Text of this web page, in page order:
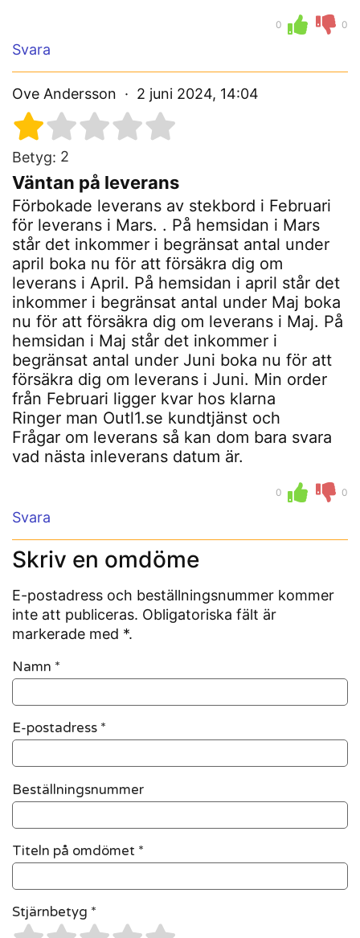
0 0
Svara
Ove Andersson 2 juni 2024, 14:04
Betyg: 2
Väntan på leverans
Förbokade leverans av stekbord i Februari
för leverans i Mars. . På hemsidan i Mars
står det inkommer i begränsat antal under
april boka nu för att försäkra dig om
leverans i April. På hemsidan i april står det
inkommer i begränsat antal under Maj boka
nu för att försäkra dig om leverans i Maj. På
hemsidan i Maj står det inkommer i
begränsat antal under Juni boka nu för att
försäkra dig om leverans i Juni. Min order
från Februari ligger kvar hos klarna
Ringer man Outl1.se kundtjänst och
Frågar om leverans så kan dom bara svara
vad nästa inleverans datum är.
0 0
Svara
Skriv en omdöme
E-postadress och beställningsnummer kommer
inte att publiceras. Obligatoriska fält är
markerade med *.
Namn *
E-postadress *
Beställningsnummer
Titeln på omdömet *
Stjärnbetyg *